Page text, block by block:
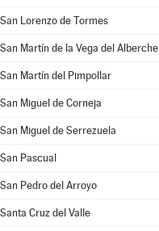
San Lorenzo de Tormes
San Martín de la Vega del Alberche
San Martín del Pimpollar
San Miguel de Corneja
San Miguel de Serrezuela
San Pascual
San Pedro del Arroyo
Santa Cruz del Valle